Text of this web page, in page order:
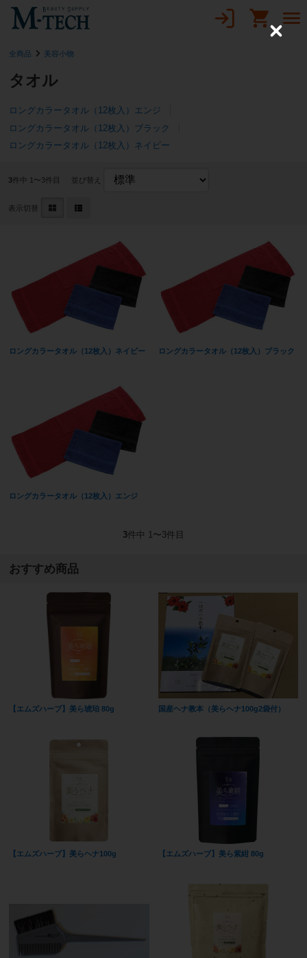
全商品 美容小物
タオル
ロングカラータオル（12枚入）エンジ
ロングカラータオル（12枚入）ブラック
ロングカラータオル（12枚入）ネイビー
3件中 1〜3件目 並び替え
表示切替
ロングカラータオル（12枚入）ネイビー ロングカラータオル（12枚入）ブラック
ロングカラータオル（12枚入）エンジ
3件中 1〜3件目
おすすめ商品
【エムズハーブ】美ら琥珀 80g 国産ヘナ教本（美らヘナ100g2袋付）
【エムズハーブ】美らヘナ100g 【エムズハーブ】美ら紫紺 80g
C